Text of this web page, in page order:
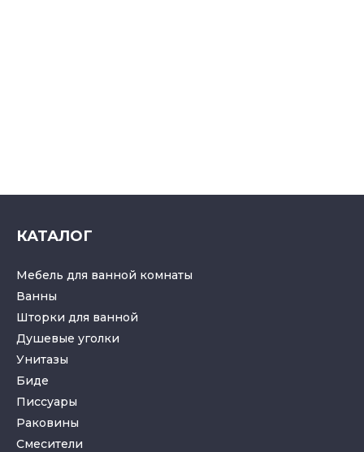
КАТАЛОГ
Мебель для ванной комнаты
Ванны
Шторки для ванной
Душевые уголки
Унитазы
Биде
Писсуары
Раковины
Смесители